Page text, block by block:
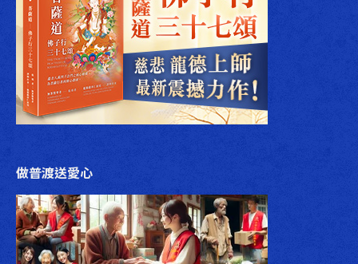
做普渡送愛心